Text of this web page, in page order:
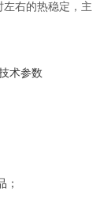
左右的热稳定，主
术参数
；